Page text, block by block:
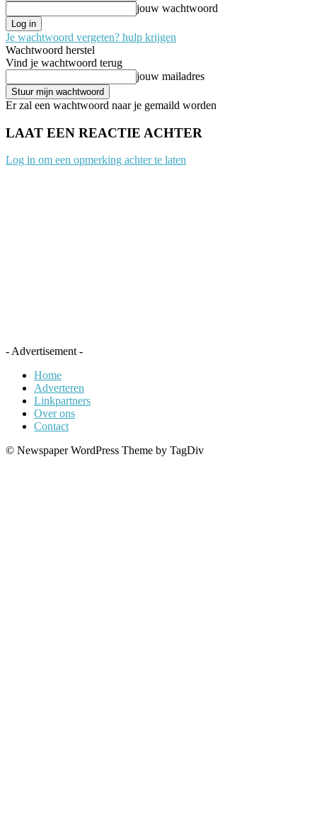
jouw wachtwoord
Je wachtwoord vergeten? hulp krijgen
Wachtwoord herstel
Vind je wachtwoord terug
jouw mailadres
Er zal een wachtwoord naar je gemaild worden
LAAT EEN REACTIE ACHTER
Log in om een opmerking achter te laten
- Advertisement -
Home
Adverteren
Linkpartners
Over ons
Contact
© Newspaper WordPress Theme by TagDiv